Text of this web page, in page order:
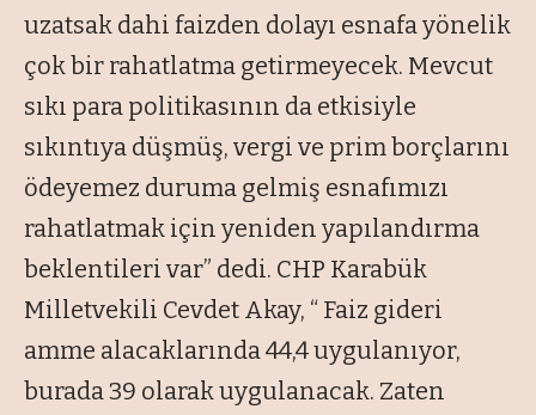
uzatsak dahi faizden dolayı esnafa yönelik
çok bir rahatlatma getirmeyecek. Mevcut
sıkı para politikasının da etkisiyle
sıkıntıya düşmüş, vergi ve prim borçlarını
ödeyemez duruma gelmiş esnafımızı
rahatlatmak için yeniden yapılandırma
beklentileri var” dedi. CHP Karabük
Milletvekili Cevdet Akay, “ Faiz gideri
amme alacaklarında 44,4 uygulanıyor,
burada 39 olarak uygulanacak. Zaten